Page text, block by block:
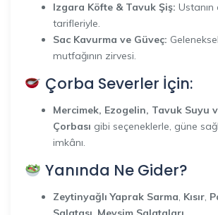
Izgara Köfte & Tavuk Şiş:
tarifleriyle.
Sac Kavurma ve Güveç:
mutfağının zirvesi.
Çorba Severler İçin:
Mercimek, Ezogelin, Tavuk Suyu
Çorbası gibi seçeneklerle, güne
imkânı.
Yanında Ne Gider?
Zeytinyağlı Yaprak Sarma, Kısır,